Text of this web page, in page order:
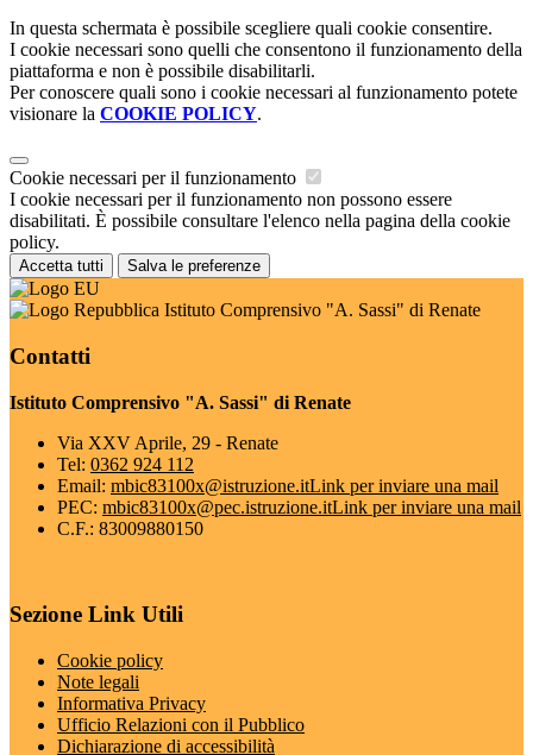
In questa schermata è possibile scegliere quali cookie consentire.
I cookie necessari sono quelli che consentono il funzionamento della
piattaforma e non è possibile disabilitarli.
Per conoscere quali sono i cookie necessari al funzionamento potete
visionare la COOKIE POLICY.
Cookie necessari per il funzionamento
I cookie necessari per il funzionamento non possono essere
disabilitati. È possibile consultare l'elenco nella pagina della cookie
policy.
Accetta tutti Salva le preferenze
Istituto Comprensivo "A. Sassi" di Renate
Contatti
Istituto Comprensivo "A. Sassi" di Renate
Via XXV Aprile, 29 - Renate
Tel: 0362 924 112
Email: mbic83100x@istruzione.itLink per inviare una mail
PEC: mbic83100x@pec.istruzione.itLink per inviare una mail
C.F.: 83009880150
Sezione Link Utili
Cookie policy
Note legali
Informativa Privacy
Ufficio Relazioni con il Pubblico
Dichiarazione di accessibilità